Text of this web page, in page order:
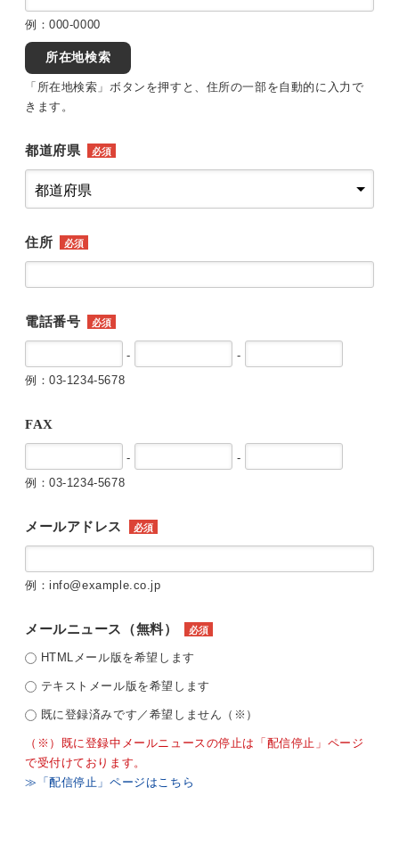
例：000-0000
所在地検索
「所在地検索」ボタンを押すと、住所の一部を自動的に入力で
きます。
都道府県 必須
住所 必須
電話番号 必須
-
-
例：03-1234-5678
FAX
-
-
例：03-1234-5678
メールアドレス 必須
例：info@example.co.jp
メールニュース（無料） 必須
HTMLメール版を希望します
テキストメール版を希望します
既に登録済みです／希望しません（※）
（※）既に登録中メールニュースの停止は「配信停止」ページ
で受付けております。
≫「配信停止」ページはこちら